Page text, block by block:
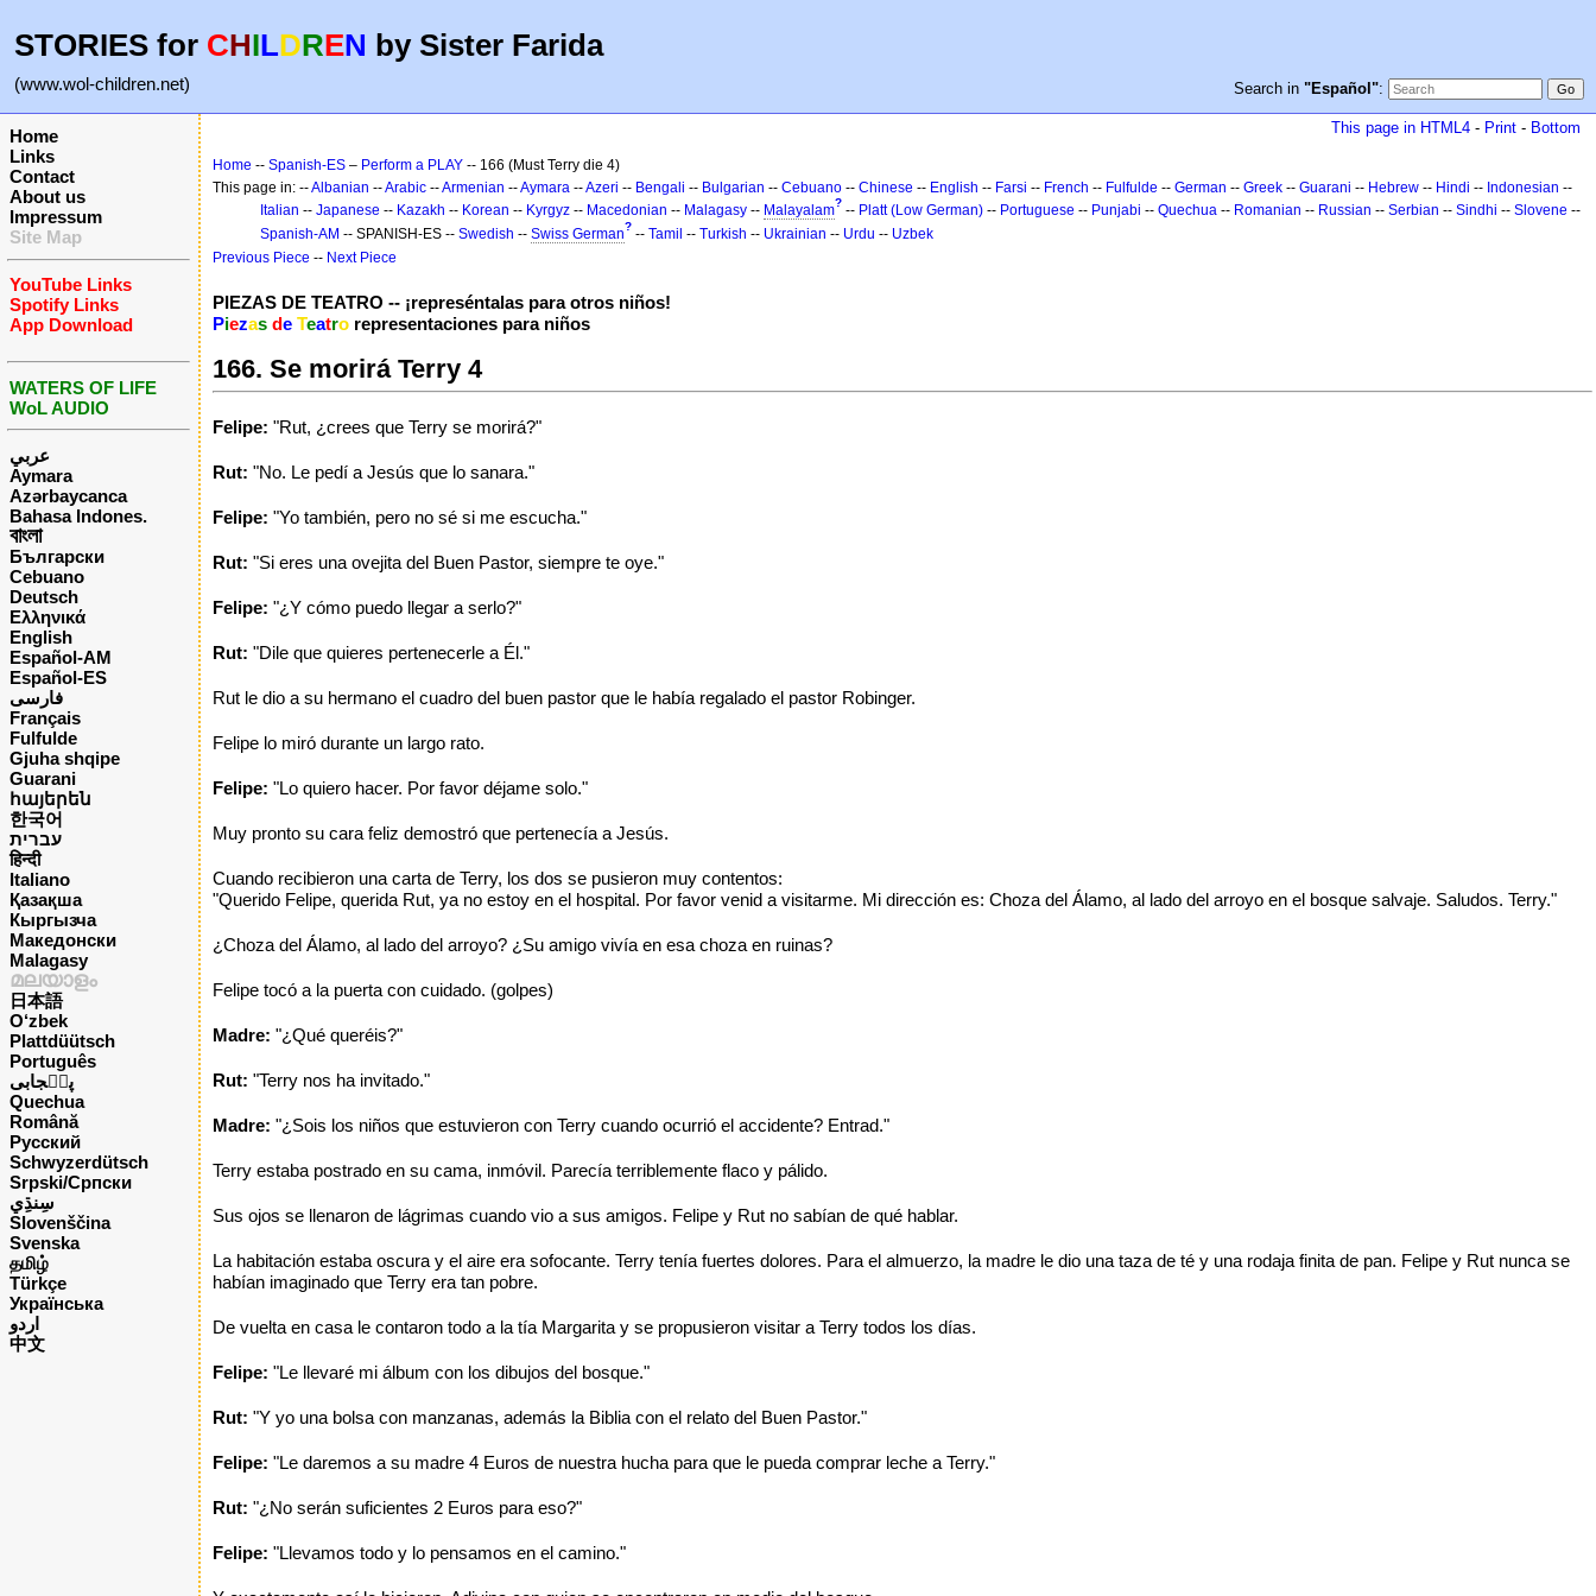
STORIES for CHILDREN by Sister Farida
(www.wol-children.net) Search in "Español":
Home
Links
Contact
About us
Impressum
Site Map
YouTube Links
Spotify Links
App Download
WATERS OF LIFE
WoL AUDIO
عربي
Aymara
Azərbaycanca
Bahasa Indones.
বাংলা
Български
Cebuano
Deutsch
Ελληνικά
English
Español-AM
Español-ES
فارسی
Français
Fulfulde
Gjuha shqipe
Guarani
հայերեն
한국어
עברית
हिन्दी
Italiano
Қазақша
Кыргызча
Македонски
Malagasy
മലയാളം
日本語
O‘zbek
Plattdüütsch
Português
پن٘جابی
Quechua
Română
Русский
Schwyzerdütsch
Srpski/Српски
Slovenščina
Svenska
தமிழ்
Türkçe
Українська
اردو
中文
This page in HTML4 - Print - Bottom
Home -- Spanish-ES – Perform a PLAY -- 166 (Must Terry die 4)
This page in: --Albanian --Arabic --Armenian --Aymara --Azeri -- Bengali -- Bulgarian -- Cebuano -- Chinese -- English -- Farsi -- French -- Fulfulde -- German -- Greek -- Guarani -- Hebrew -- Hindi -- Indonesian --
Italian -- Japanese -- Kazakh -- Korean -- Kyrgyz -- Macedonian -- Malagasy -- Malayalam? -- Platt (Low German) -- Portuguese -- Punjabi -- Quechua -- Romanian -- Russian -- Serbian -- Sindhi -- Slovene --
Spanish-AM -- SPANISH-ES -- Swedish -- Swiss German? -- Tamil -- Turkish -- Ukrainian -- Urdu -- Uzbek
Previous Piece -- Next Piece
PIEZAS DE TEATRO -- ¡represéntalas para otros niños!
Piezas de Teatro representaciones para niños
166. Se morirá Terry 4
Felipe: "Rut, ¿crees que Terry se morirá?"
Rut: "No. Le pedí a Jesús que lo sanara."
Felipe: "Yo también, pero no sé si me escucha."
Rut: "Si eres una ovejita del Buen Pastor, siempre te oye."
Felipe: "¿Y cómo puedo llegar a serlo?"
Rut: "Dile que quieres pertenecerle a Él."
Rut le dio a su hermano el cuadro del buen pastor que le había regalado el pastor Robinger.
Felipe lo miró durante un largo rato.
Felipe: "Lo quiero hacer. Por favor déjame solo."
Muy pronto su cara feliz demostró que pertenecía a Jesús.
Cuando recibieron una carta de Terry, los dos se pusieron muy contentos:
"Querido Felipe, querida Rut, ya no estoy en el hospital. Por favor venid a visitarme. Mi dirección es: Choza del Álamo, al lado del arroyo en el bosque salvaje. Saludos. Terry."
¿Choza del Álamo, al lado del arroyo? ¿Su amigo vivía en esa choza en ruinas?
Felipe tocó a la puerta con cuidado. (golpes)
Madre: "¿Qué queréis?"
Rut: "Terry nos ha invitado."
Madre: "¿Sois los niños que estuvieron con Terry cuando ocurrió el accidente? Entrad."
Terry estaba postrado en su cama, inmóvil. Parecía terriblemente flaco y pálido.
Sus ojos se llenaron de lágrimas cuando vio a sus amigos. Felipe y Rut no sabían de qué hablar.
La habitación estaba oscura y el aire era sofocante. Terry tenía fuertes dolores. Para el almuerzo, la madre le dio una taza de té y una rodaja finita de pan. Felipe y Rut nunca se
habían imaginado que Terry era tan pobre.
De vuelta en casa le contaron todo a la tía Margarita y se propusieron visitar a Terry todos los días.
Felipe: "Le llevaré mi álbum con los dibujos del bosque."
Rut: "Y yo una bolsa con manzanas, además la Biblia con el relato del Buen Pastor."
Felipe: "Le daremos a su madre 4 Euros de nuestra hucha para que le pueda comprar leche a Terry."
Rut: "¿No serán suficientes 2 Euros para eso?"
Felipe: "Llevamos todo y lo pensamos en el camino."